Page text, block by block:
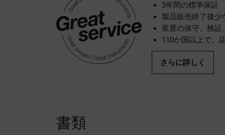
3年間の標準保証
製品販売終了後
装置の保守、検証
110か国以上で、
さらに詳しく
書類